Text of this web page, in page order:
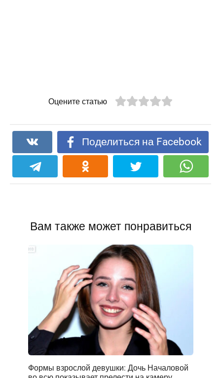
Оцените статью
Поделиться на Facebook
Вам также может понравиться
Формы взрослой девушки: Дочь Началовой